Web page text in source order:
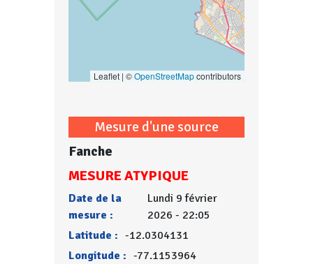
Leaflet | ©OpenStreetMapcontributors
Mesure d'une source
Fanche
MESURE ATYPIQUE
Date de la
mesure :
Lundi 9 février
2026 - 22:05
Latitude : -12.0304131
Longitude : -77.1153964